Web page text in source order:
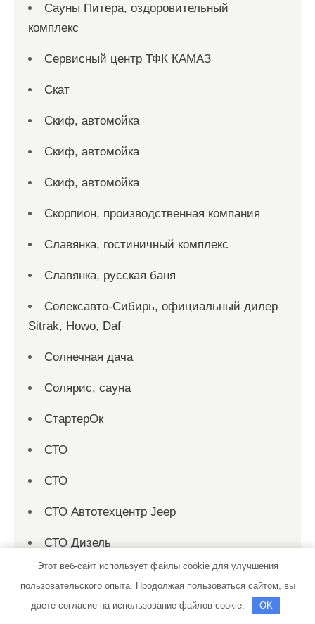
Сауны Питера, оздоровительный
комплекс
Сервисный центр ТФК КАМАЗ
Скат
Скиф, автомойка
Скиф, автомойка
Скиф, автомойка
Скорпион, производственная компания
Славянка, гостиничный комплекс
Славянка, русская баня
Солексавто-Сибирь, официальный дилер
Sitrak, Howo, Daf
Солнечная дача
Солярис, сауна
СтартерОк
СТО
СТО
СТО Автотехцентр Jeep
СТО Дизель
Сто-2000
Строй Двор, производственно-складская
Этот веб-сайт использует файлы cookie для улучшения
пользовательского опыта. Продолжая пользоваться сайтом, вы
даете согласие на использование файлов cookie.
OK